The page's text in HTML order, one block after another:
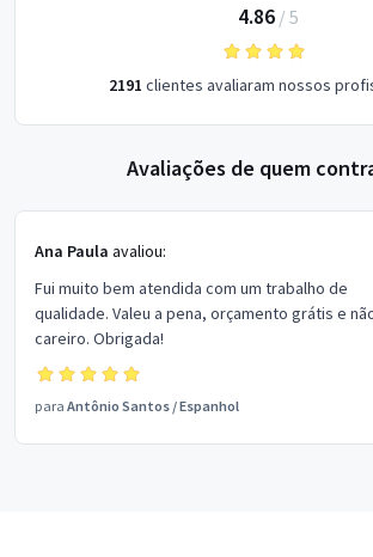
4.86/ 5
2191 clientes avaliaram nossos
Avaliações de quem
Ana Paula avaliou:
Fui muito bem atendida com um trabalho de
qualidade. Valeu a pena, orçamento grátis e
careiro. Obrigada!
para Antônio Santos /Espanhol